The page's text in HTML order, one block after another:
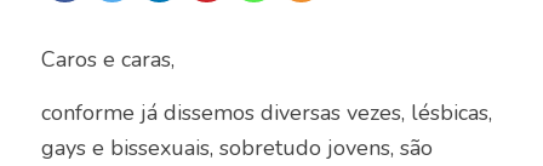
Caros e caras,
conforme já dissemos diversas vezes, lésbicas,
gays e bissexuais, sobretudo jovens, são